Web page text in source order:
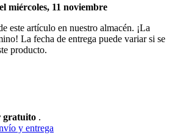
miércoles, 11 noviembre
este artículo en nuestro almacén. ¡La
La fecha de entrega puede variar si se
producto.
gratuito .
y entrega